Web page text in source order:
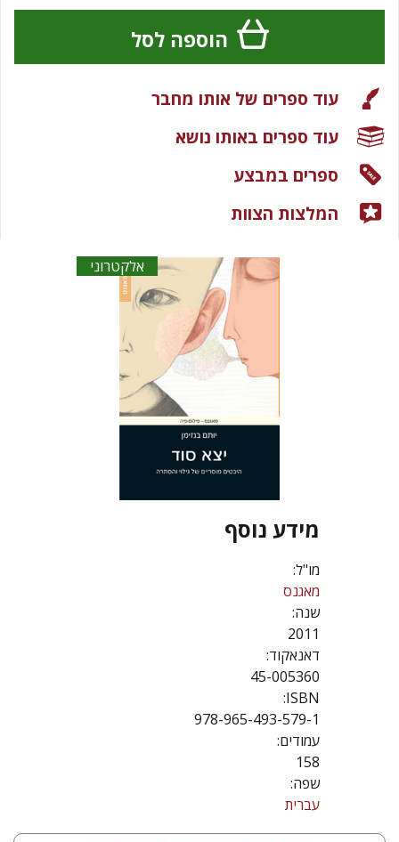
אלקטרוני
מידע נוסף
מו"ל:
מאגנס
שנה:
2011
דאנאקוד:
45-005360
ISBN:
978-965-493-579-1
עמודים:
158
שפה:
עברית
הוספה לסל
עוד ספרים של אותו מחבר
עוד ספרים באותו נושא
ספרים במבצע
המלצות הצוות